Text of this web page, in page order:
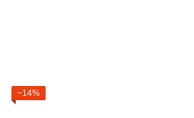
−14%